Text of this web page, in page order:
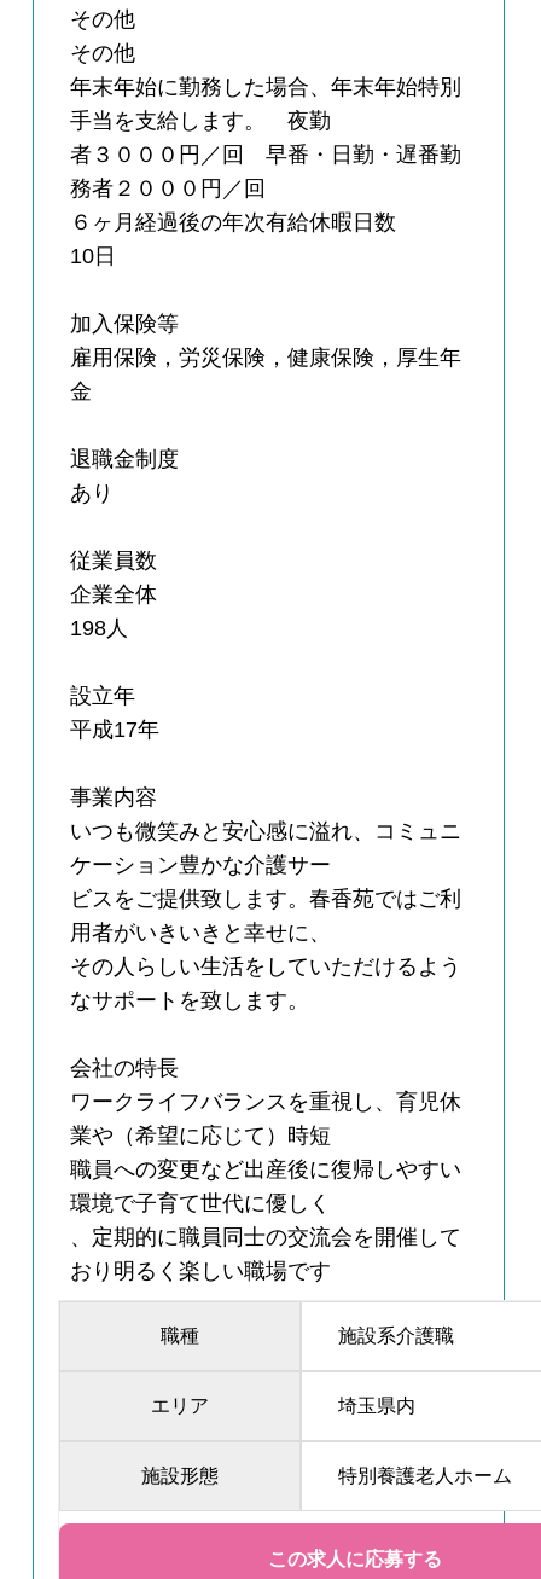
その他
その他
年末年始に勤務した場合、年末年始特別
手当を支給します。 夜勤
者３０００円／回 早番・日勤・遅番勤
務者２０００円／回
６ヶ月経過後の年次有給休暇日数
10日
加入保険等
雇用保険，労災保険，健康保険，厚生年
金
退職金制度
あり
従業員数
企業全体
198人
設立年
平成17年
事業内容
いつも微笑みと安心感に溢れ、コミュニ
ケーション豊かな介護サー
ビスをご提供致します。春香苑ではご利
用者がいきいきと幸せに、
その人らしい生活をしていただけるよう
なサポートを致します。
会社の特長
ワークライフバランスを重視し、育児休
業や（希望に応じて）時短
職員への変更など出産後に復帰しやすい
環境で子育て世代に優しく
、定期的に職員同士の交流会を開催して
おり明るく楽しい職場です
職種 施設系介護職
エリア 埼玉県内
施設形態 特別養護老人ホーム